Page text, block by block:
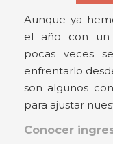
Aunque ya
el año con un
pocas veces
enfrentarlo
son algunos
para ajustar
Conocer